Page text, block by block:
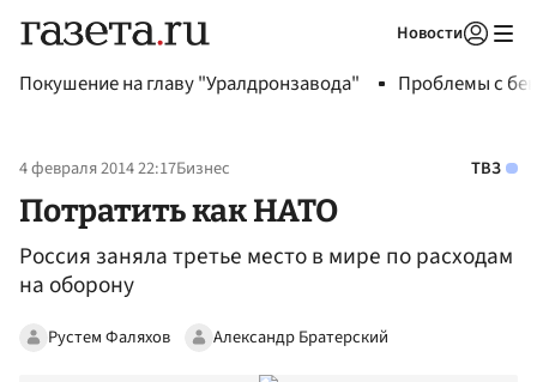
Новости
Покушение на главу "Уралдронзавода" Проблемы с
4 февраля 2014 22:17Бизнес ТВЗ
Потратить как НАТО
Россия заняла третье место в мире по расходам
на оборону
Рустем Фаляхов Александр Братерский